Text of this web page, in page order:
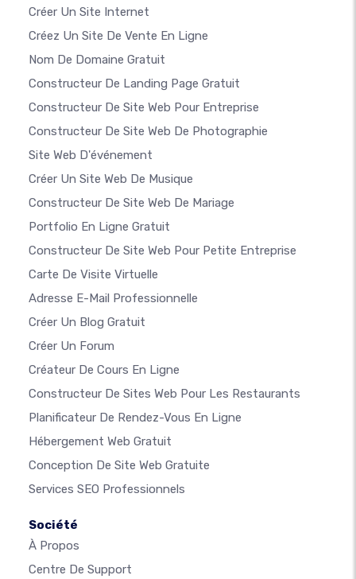
Créer Un Site Internet
Créez Un Site De Vente En Ligne
Nom De Domaine Gratuit
Constructeur De Landing Page Gratuit
Constructeur De Site Web Pour Entreprise
Constructeur De Site Web De Photographie
Site Web D'événement
Créer Un Site Web De Musique
Constructeur De Site Web De Mariage
Portfolio En Ligne Gratuit
Constructeur De Site Web Pour Petite Entreprise
Carte De Visite Virtuelle
Adresse E-Mail Professionnelle
Créer Un Blog Gratuit
Créer Un Forum
Créateur De Cours En Ligne
Constructeur De Sites Web Pour Les Restaurants
Planificateur De Rendez-Vous En Ligne
Hébergement Web Gratuit
Conception De Site Web Gratuite
Services SEO Professionnels
Société
À Propos
Centre De Support